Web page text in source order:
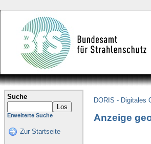
Suche
Erweiterte Suche
Zur Startseite
DORIS - Digitales
Anzeige